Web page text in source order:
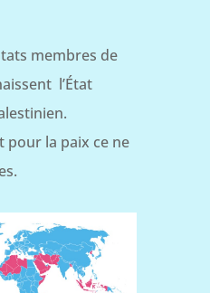
membres de
l’État
pour la paix ce ne